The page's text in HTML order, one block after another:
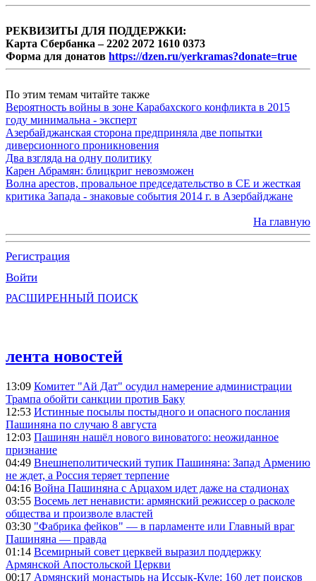
РЕКВИЗИТЫ ДЛЯ ПОДДЕРЖКИ:
Карта Сбербанка – 2202 2072 1610 0373
Форма для донатов https://dzen.ru/yerkramas?donate=true
По этим темам читайте также
Вероятность войны в зоне Карабахского конфликта в 2015
году минимальна - эксперт
Азербайджанская сторона предприняла две попытки
диверсионного проникновения
Два взгляда на одну политику
Карен Абрамян: блицкриг невозможен
Волна арестов, провальное председательство в СЕ и жесткая
критика Запада - знаковые события 2014 г. в Азербайджане
На главную
Регистрация
Войти
РАСШИРЕННЫЙ ПОИСК
лента новостей
13:09 Комитет "Ай Дат" осудил намерение администрации
Трампа обойти санкции против Баку
12:53 Истинные посылы постыдного и опасного послания
Пашиняна по случаю 8 августа
12:03 Пашинян нашёл нового виноватого: неожиданное
признание
04:49 Внешнеполитический тупик Пашиняна: Запад Армению
не ждет, а Россия теряет терпение
04:16 Война Пашиняна с Арцахом идет даже на стадионах
03:55 Восемь лет ненависти: армянский режиссер о расколе
общества и произволе властей
03:30 "Фабрика фейков" — в парламенте или Главный враг
Пашиняна — правда
01:14 Всемирный совет церквей выразил поддержку
Армянской Апостольской Церкви
00:17 Армянский монастырь на Иссык-Куле: 160 лет поисков